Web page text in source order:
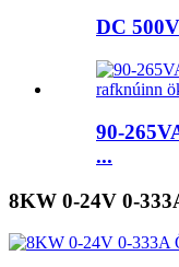
DC
90-
...
8KW 0-24V 0-